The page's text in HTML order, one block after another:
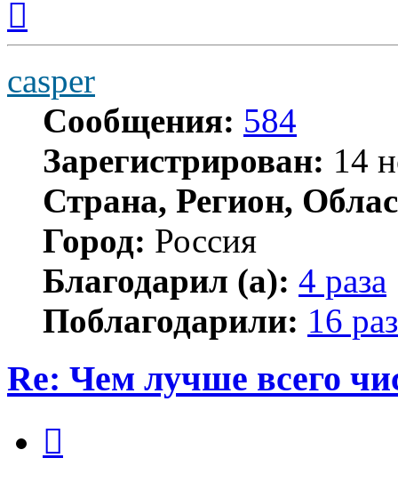
началу
casper
Сообщения: 584
Зарегистрирован: 14
Страна, Регион,
Город: Россия
Благодарил (а): 4 раза
Поблагодарили: 16 раз
Re: Чем лучше всего